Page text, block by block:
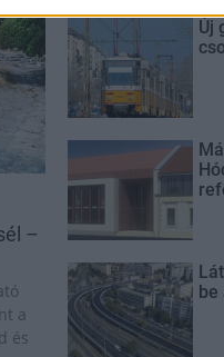
–
a
és
Új
be